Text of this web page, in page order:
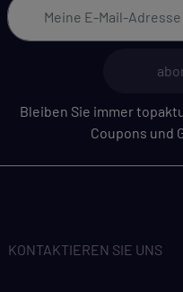
Bleiben Sie immer
Coupons und
KONTAKTIEREN SIE UNS